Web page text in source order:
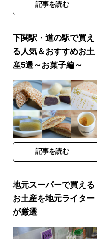
記事を読む
下関駅・道の駅で買え
る人気＆おすすめお土
産5選～お菓子編～
記事を読む
地元スーパーで買える
お土産を地元ライター
が厳選